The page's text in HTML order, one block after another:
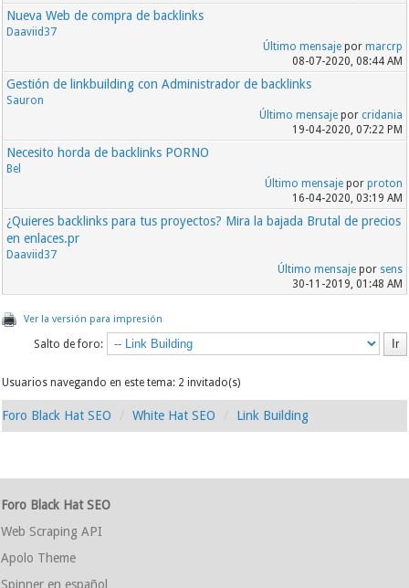
Nueva Web de compra de backlinks
Daaviid37
Último mensajepor marcrp
08-07-2020, 08:44 AM
Gestión de linkbuilding con Administrador de backlinks
Sauron
Último mensajepor cridania
19-04-2020, 07:22 PM
Necesito horda de backlinks PORNO
Bel
Último mensajepor proton
16-04-2020, 03:19 AM
¿Quieres backlinks para tus proyectos? Mira la bajada Brutal de precios
en enlaces.pr
Daaviid37
Último mensajepor sens
30-11-2019, 01:48 AM
Ver la versión para impresión
Salto de foro:
Usuarios navegando en este tema: 2 invitado(s)
Foro Black Hat SEO White Hat SEO Link Building
Foro Black Hat SEO
Web Scraping API
Apolo Theme
Spinner en español